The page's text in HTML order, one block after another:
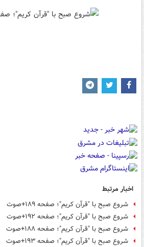
اخبار مرتبط
شروع صبح با "قرآن کریم"؛ صفحه ۱۸۹+صوت
شروع صبح با "قرآن کریم"؛ صفحه ۱۹۲+صوت
شروع صبح با "قرآن کریم"؛ صفحه ۱۸۸+صوت
شروع صبح با "قرآن کریم"؛ صفحه ۱۹۳+صوت